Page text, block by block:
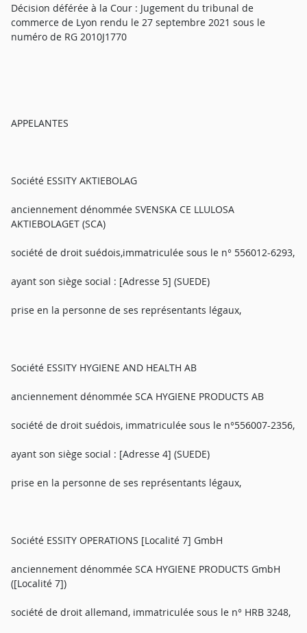
Décision déférée à la Cour : Jugement du tribunal de
commerce de Lyon rendu le 27 septembre 2021 sous le
numéro de RG 2010J1770
APPELANTES
Société ESSITY AKTIEBOLAG
anciennement dénommée SVENSKA CE LLULOSA
AKTIEBOLAGET (SCA)
société de droit suédois,immatriculée sous le n° 556012-6293,
ayant son siège social : [Adresse 5] (SUEDE)
prise en la personne de ses représentants légaux,
Société ESSITY HYGIENE AND HEALTH AB
anciennement dénommée SCA HYGIENE PRODUCTS AB
société de droit suédois, immatriculée sous le n°556007-2356,
ayant son siège social : [Adresse 4] (SUEDE)
prise en la personne de ses représentants légaux,
Société ESSITY OPERATIONS [Localité 7] GmbH
anciennement dénommée SCA HYGIENE PRODUCTS GmbH
([Localité 7])
société de droit allemand, immatriculée sous le n° HRB 3248,